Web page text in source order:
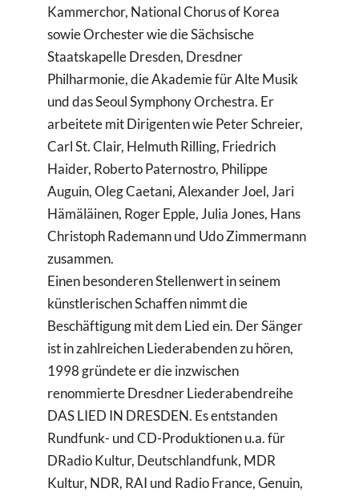
Kammerchor, National Chorus of Korea
sowie Orchester wie die Sächsische
Staatskapelle Dresden, Dresdner
Philharmonie, die Akademie für Alte Musik
und das Seoul Symphony Orchestra. Er
arbeitete mit Dirigenten wie Peter Schreier,
Carl St. Clair, Helmuth Rilling, Friedrich
Haider, Roberto Paternostro, Philippe
Auguin, Oleg Caetani, Alexander Joel, Jari
Hämäläinen, Roger Epple, Julia Jones, Hans
Christoph Rademann und Udo Zimmermann
zusammen.
Einen besonderen Stellenwert in seinem
künstlerischen Schaffen nimmt die
Beschäftigung mit dem Lied ein. Der Sänger
ist in zahlreichen Liederabenden zu hören,
1998 gründete er die inzwischen
renommierte Dresdner Liederabendreihe
DAS LIED IN DRESDEN. Es entstanden
Rundfunk- und CD-Produktionen u.a. für
DRadio Kultur, Deutschlandfunk, MDR
Kultur, NDR, RAI und Radio France, Genuin,